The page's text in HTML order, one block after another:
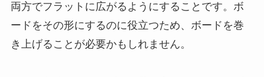
両方でフラットに広がるようにすることです。ボ
ードをその形にするのに役立つため、ボードを巻
き上げることが必要かもしれません。